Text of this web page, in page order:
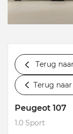
Terug
Terug
Peugeot 107
1.0 Sport